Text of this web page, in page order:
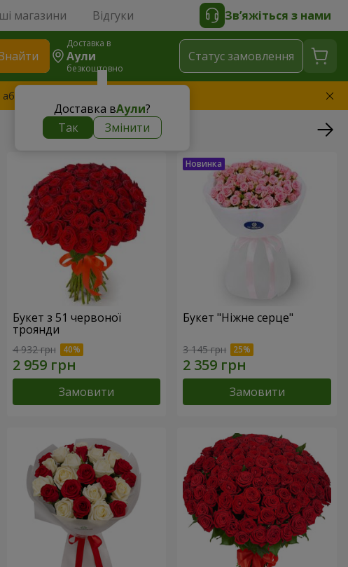
магазини Відгуки Зв’яжіться з нами
Доставка в
Аули
безкоштовно
Доставка вАули?
Так
Змінити
Статус замовлення
замінимо букет
Букет з 51 червоної
троянди
4 932 грн
Замовити
Букет "Ніжне серце"
3 145 грн
Замовити